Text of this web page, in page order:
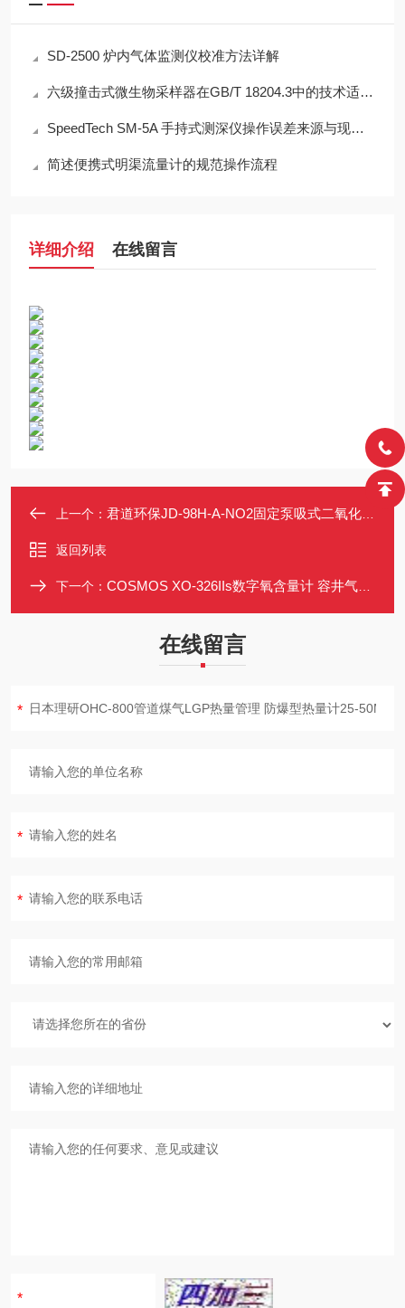
SD-2500 炉内气体监测仪校准方法详解
六级撞击式微生物采样器在GB/T 18204.3中的技术适配性分析
SpeedTech SM-5A 手持式测深仪操作误差来源与现场应用技术规范
简述便携式明渠流量计的规范操作流程
详细介绍 在线留言
上一个： 君道环保JD-98H-A-NO2固定泵吸式二氧化氮报警仪
返回列表
下一个： COSMOS XO-326IIs数字氧含量计 容井气罐监测 液晶显示 自动校准
在线留言